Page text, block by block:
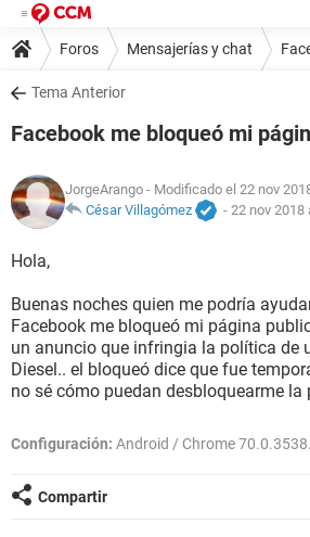
Foros Mensajerías y chat
Tema Anterior
Facebook me bloqueó mi
JorgeArango - Modificado el 22 nov
César Villagómez
- 22 nov 2018
Hola,
Buenas noches quien me podría
Facebook me bloqueó mi página
un anuncio que infringia la política de
Diesel.. el bloqueó dice que fue
no sé cómo puedan desbloquearme la
Configuración: Android / Chrome
Compartir